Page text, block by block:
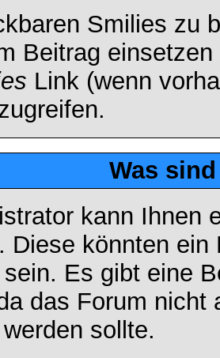
Smilies zu
Beitrag
Link (wenn
Was
kann Ihnen
Diese könnten
Es gibt eine
das Forum nicht
sollte.